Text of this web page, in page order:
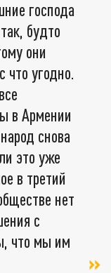
господа
будто
они
что угодно.
в Армении
снова
это уже
в третий
нет
с
что мы им